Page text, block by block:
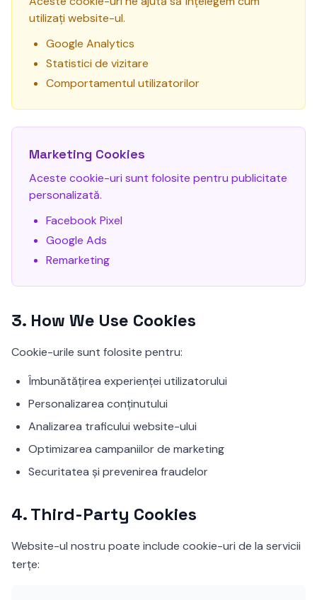
utilizați website-ul.
Google Analytics
Statistici de vizitare
Comportamentul utilizatorilor
Marketing Cookies
Aceste cookie-uri sunt folosite pentru publicitate
personalizată.
Facebook Pixel
Google Ads
Remarketing
3. How We Use Cookies
Cookie-urile sunt folosite pentru:
Îmbunătățirea experienței utilizatorului
Personalizarea conținutului
Analizarea traficului website-ului
Optimizarea campaniilor de marketing
Securitatea și prevenirea fraudelor
4.Third-Party Cookies
Website-ul nostru poate include cookie-uri de la servicii
terțe: